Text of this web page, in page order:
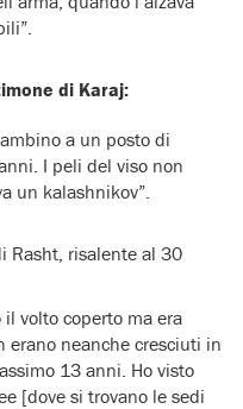
di Karaj:
a un posto di
I peli del viso non
un kalashnikov”.
Rasht, risalente al 30
volto coperto ma era
erano neanche cresciuti in
13 anni. Ho visto
[dove si trovano le sedi